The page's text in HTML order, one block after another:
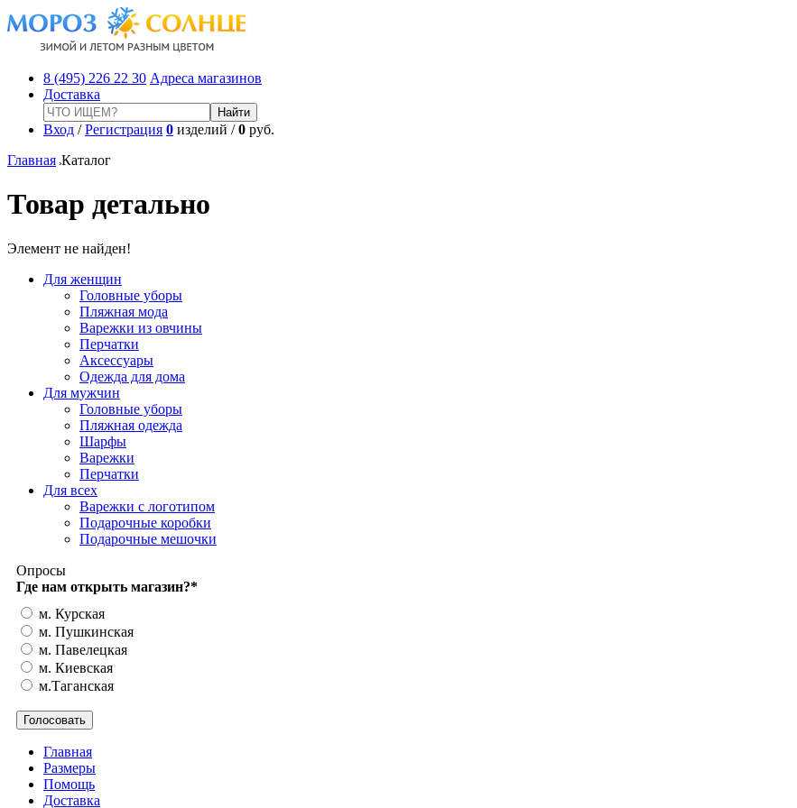
8 (495) 226 22 30 Адреса магазинов
Доставка
Вход /Регистрация 0 изделий /0 руб.
Главная Каталог
Товар детально
Элемент не найден!
Для женщин
Головные уборы
Пляжная мода
Варежки из овчины
Перчатки
Аксессуары
Одежда для дома
Для мужчин
Головные уборы
Пляжная одежда
Шарфы
Варежки
Перчатки
Для всех
Варежки с логотипом
Подарочные коробки
Подарочные мешочки
Опросы
Где нам открыть магазин?*
м. Курская
м. Пушкинская
м. Павелецкая
м. Киевская
м.Таганская
Главная
Размеры
Помощь
Доставка